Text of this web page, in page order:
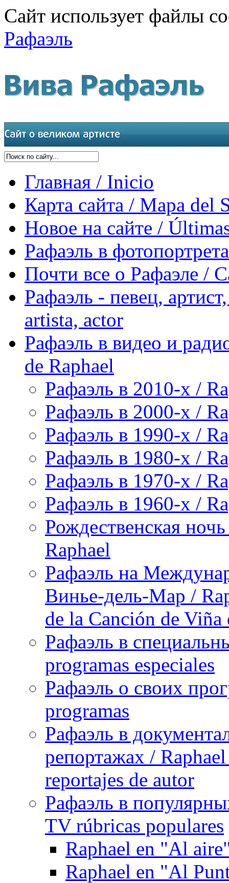
Сайт использует файлы
Рафаэль
Главная / Inicio
Карта сайта / Mapa del
Новое на сайте /
Рафаэль в
Почти все о Рафаэле /
Рафаэль - певец,
artista, actor
Рафаэль в видео и
de Raphael
Рафаэль в 2010-х /
Рафаэль в 2000-х /
Рафаэль в 1990-х /
Рафаэль в 1980-х /
Рафаэль в 1970-х /
Рафаэль в 1960-х /
Рождественская
Raphael
Рафаэль на
Винье-дель-Мар /
de la Canción de
Рафаэль в
programas especiales
Рафаэль о своих
programas
Рафаэль в
репортажах /
reportajes de autor
Рафаэль в
TV rúbricas populares
Raphael en "Al
Raphael en "Al